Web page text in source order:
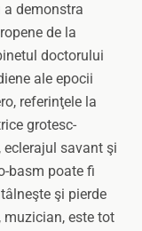
demonstra
de la
doctorului
ale epocii
referinţele la
grotesc-
savant şi
basm poate fi
şi pierde
este tot